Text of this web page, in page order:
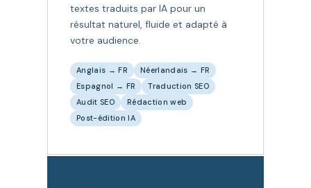
textes traduits par IA pour un
résultat naturel, fluide et adapté à
votre audience.
Anglais → FR
Néerlandais → FR
Espagnol → FR
Traduction SEO
Audit SEO
Rédaction web
Post-édition IA